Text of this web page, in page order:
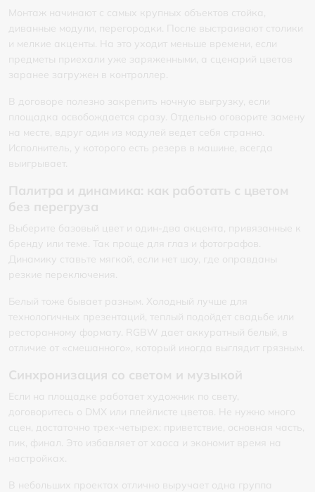
Монтаж начинают с самых крупных объектов стойка,
диванные модули, перегородки. После выстраивают столики
и мелкие акценты. На это уходит меньше времени, если
предметы приехали уже заряженными, а сценарий цветов
заранее загружен в контроллер.
В договоре полезно закрепить ночную выгрузку, если
площадка освобождается сразу. Отдельно оговорите замену
на месте, вдруг один из модулей ведет себя странно.
Исполнитель, у которого есть резерв в машине, всегда
выигрывает.
Палитра и динамика: как работать с цветом
без перегруза
Выберите базовый цвет и один-два акцента, привязанные к
бренду или теме. Так проще для глаз и фотографов.
Динамику ставьте мягкой, если нет шоу, где оправданы
резкие переключения.
Белый тоже бывает разным. Холодный лучше для
технологичных презентаций, теплый подойдет свадьбе или
ресторанному формату. RGBW дает аккуратный белый, в
отличие от «смешанного», который иногда выглядит грязным.
Синхронизация со светом и музыкой
Если на площадке работает художник по свету,
договоритесь о DMX или плейлисте цветов. Не нужно много
сцен, достаточно трех-четырех: приветствие, основная часть,
пик, финал. Это избавляет от хаоса и экономит время на
настройках.
В небольших проектах отлично выручает одна группа